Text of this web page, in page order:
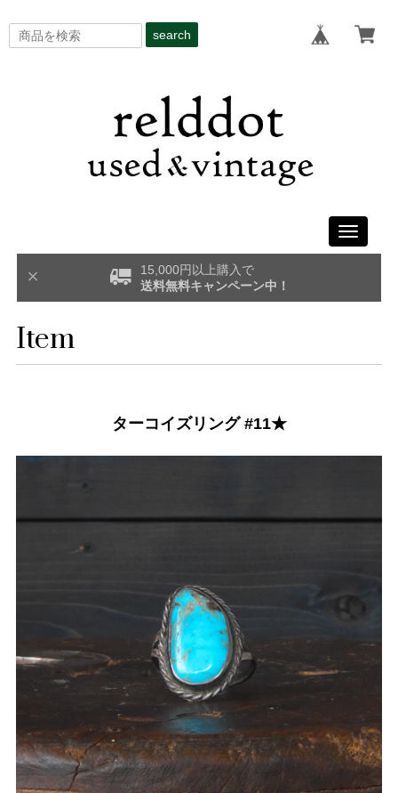
search
Toggle
15,000円以上購入で
送料無料キャンペーン中！
Item
ターコイズリング #11★